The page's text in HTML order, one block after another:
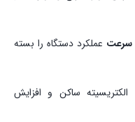
سرعت عملکرد دستگاه را بسته
ساکن و افزایش